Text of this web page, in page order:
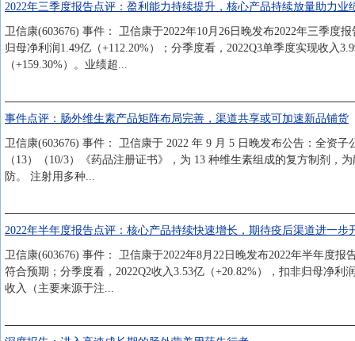
2022年三季度报告点评：盈利能力持续提升，核心产品持续放量助力业
卫信康(603676) 事件： 卫信康于2022年10月26日晚发布2022年三季度
归母净利润1.49亿（+112.20%）；分季度看，2022Q3单季度实现收入
（+159.30%）。业绩超...
事件点评：肠外维生素产品矩阵布局完善，渠道共享或可加速新品铺货
卫信康(603676) 事件： 卫信康于 2022 年 9 月 5 日晚发布公告：全资
（13）（10/3）《药品注册证书》，为 13 种维生素组成的复方制剂
防。 注射用多种...
2022年半年度报告点评：核心产品持续快速增长，期待疫后渠道进一步
卫信康(603676) 事件： 卫信康于2022年8月22日晚发布2022年半年度
符合预期；分季度看，2022Q2收入3.53亿（+20.82%），扣非归母净
收入（主要来源于注...